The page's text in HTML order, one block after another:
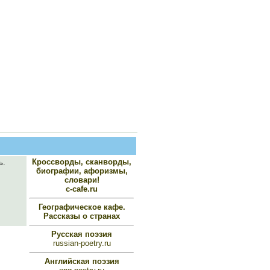
Кроссворды, сканворды,
биографии, афоризмы,
словари!
c-cafe.ru
Географическое кафе.
Рассказы о странах
Русская поэзия
russian-poetry.ru
Английская поэзия